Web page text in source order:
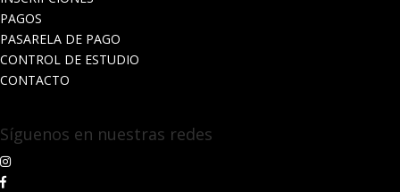
PAGOS
PASARELA DE PAGO
CONTROL DE ESTUDIO
CONTACTO
Síguenos en nuestras redes